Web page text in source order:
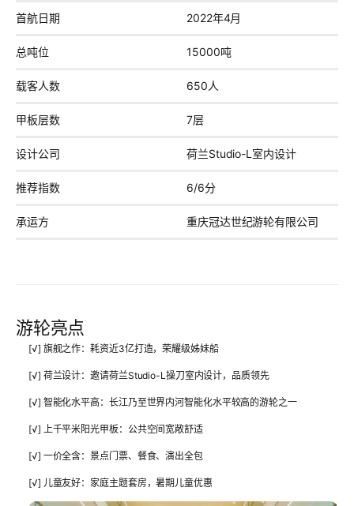
首航日期 2022年4月
总吨位 15000吨
载客人数 650人
甲板层数 7层
设计公司 荷兰Studio-L室内设计
推荐指数 6/6分
承运方 重庆冠达世纪游轮有限公司
游轮亮点
[√] 旗舰之作：耗资近3亿打造，荣耀级姊妹船
[√] 荷兰设计：邀请荷兰Studio-L操刀室内设计，品质领先
[√] 智能化水平高：长江乃至世界内河智能化水平较高的游轮之一
[√] 上千平米阳光甲板：公共空间宽敞舒适
[√] 一价全含：景点门票、餐食、演出全包
[√] 儿童友好：家庭主题套房，暑期儿童优惠